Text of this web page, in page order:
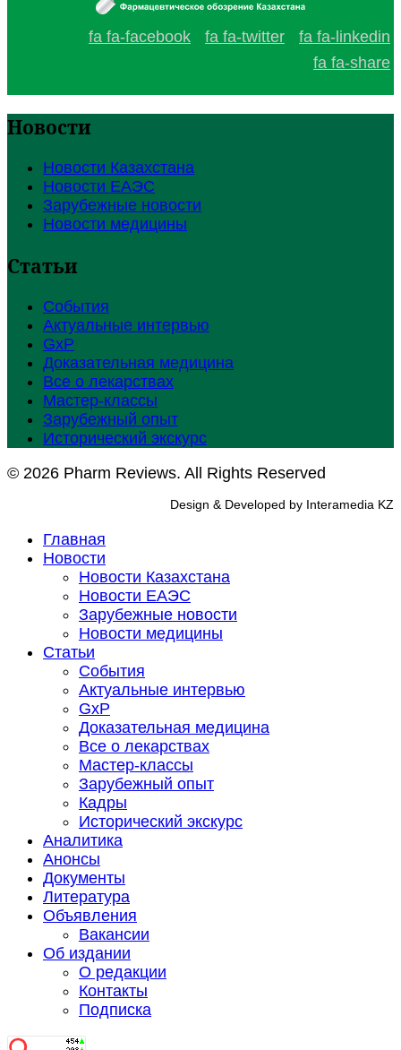
fa fa-facebook fa fa-twitter
fa fa-linkedin
fa fa-share
Новости
Новости Казахстана
Новости ЕАЭС
Зарубежные новости
Новости медицины
Статьи
События
Актуальные интервью
GxP
Доказательная медицина
Все о лекарствах
Мастер-классы
Зарубежный опыт
Исторический экскурс
© 2026 Pharm Reviews. All Rights Reserved
Design & Developed by Interamedia KZ
Главная
Новости
Новости Казахстана
Новости ЕАЭС
Зарубежные новости
Новости медицины
Статьи
События
Актуальные интервью
GxP
Доказательная медицина
Все о лекарствах
Мастер-классы
Зарубежный опыт
Кадры
Исторический экскурс
Аналитика
Анонсы
Документы
Литература
Объявления
Вакансии
Об издании
О редакции
Контакты
Подписка